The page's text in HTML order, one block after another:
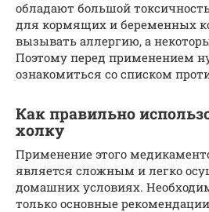
обладают большой
для кормящих и беременных
вызывать аллергию, а
Поэтому перед применением
ознакомиться со списком
Как правильно
холку
Применение этого
является сложным и легко
домашних условиях.
только основные